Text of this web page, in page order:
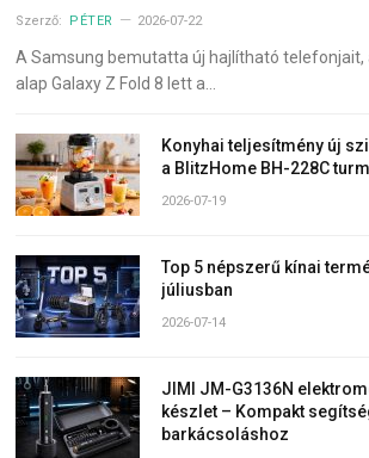
Szerző: PÉTER 2026-07-22
A Samsung bemutatta új hajlítható telefonjait,
alap Galaxy Z Fold 8 lett a…
Konyhai teljesítmény új
a BlitzHome BH-228C
2026-07-19
Top 5 népszerű kínai
júliusban
2026-07-14
JIMI JM-G3136N
készlet – Kompakt
barkácsoláshoz